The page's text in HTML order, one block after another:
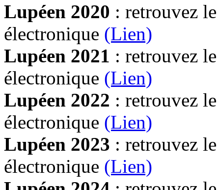
Lupéen 2020 : retrouvez
électronique (Lien)
Lupéen 2021 : retrouvez
électronique (Lien)
Lupéen 2022 : retrouvez
électronique (Lien)
Lupéen 2023 : retrouvez
électronique (Lien)